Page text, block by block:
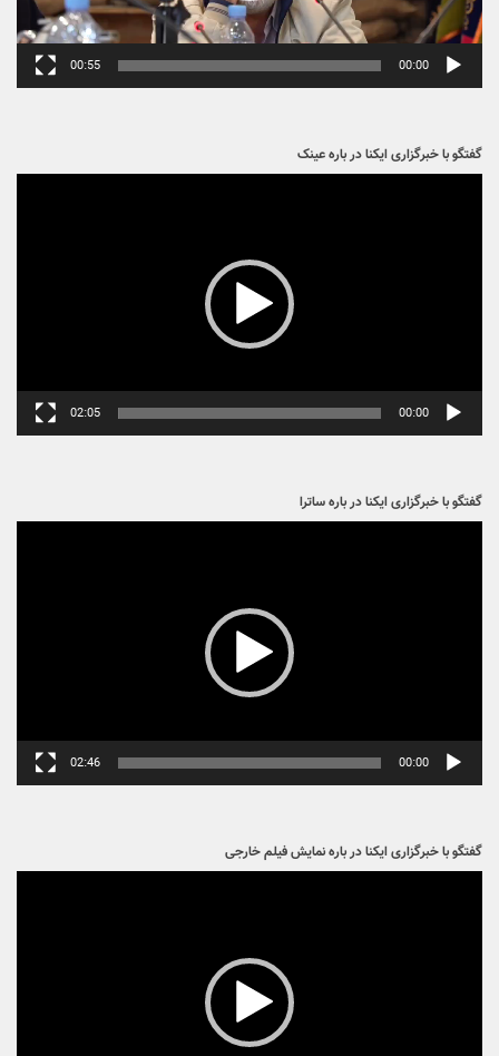
00:00
00:55
گفتگو با خبرگزاری ایکنا در باره عینک
00:00
02:05
گفتگو با خبرگزاری ایکنا در باره ساترا
00:00
02:46
گفتگو با خبرگزاری ایکنا در باره نمایش فیلم خارجی